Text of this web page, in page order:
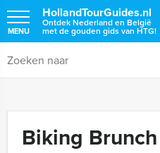
HollandTourGuides.nl
Ontdek Nederland en België
met de gouden gids van HTG!
MENU
Biking